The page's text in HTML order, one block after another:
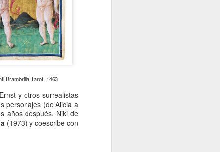
Brambrilla Tarot, 1463
y otros surrealistas
personajes (de Alicia a
años después, Niki de
(1973) y coescribe con